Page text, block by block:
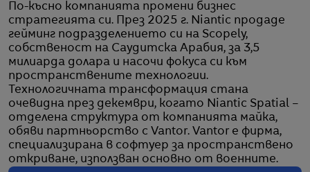
По-късно компанията промени бизнес
стратегията си. През 2025 г. Niantic продаде
гейминг подразделението си на Scopely,
собственост на Саудитска Арабия, за 3,5
милиарда долара и насочи фокуса си към
пространствените технологии.
Технологичната трансформация стана
очевидна през декември, когато Niantic Spatial –
отделена структура от компанията майка,
обяви партньорство с Vantor. Vantor е фирма,
специализирана в софтуер за пространствено
откриване, използван основно от военните.